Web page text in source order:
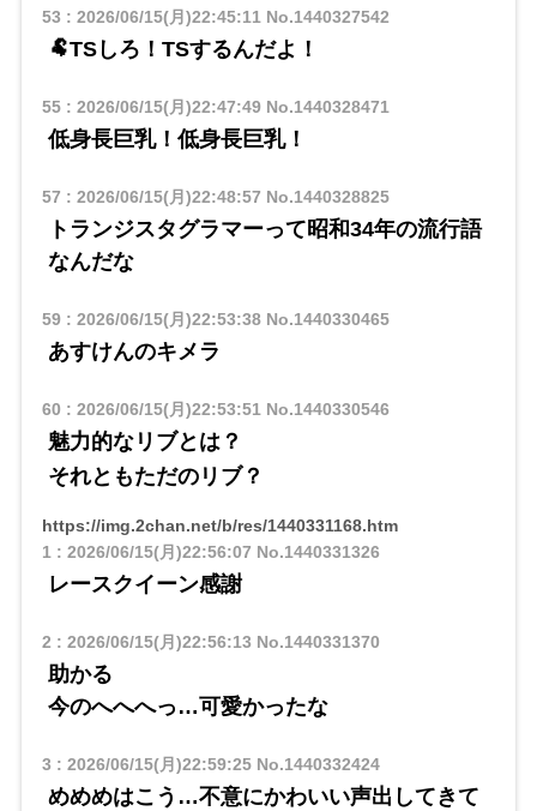
53 : 2026/06/15(月)22:45:11 No.1440327542
🐏TSしろ！TSするんだよ！
55: 2026/06/15(月)22:47:49No.1440328471
低身長巨乳！低身長巨乳！
57 : 2026/06/15(月)22:48:57 No.1440328825
トランジスタグラマーって昭和34年の流行語
なんだな
59: 2026/06/15(月)22:53:38No.1440330465
あすけんのキメラ
60 : 2026/06/15(月)22:53:51 No.1440330546
魅力的なリブとは？
それともただのリブ？
https://img.2chan.net/b/res/1440331168.htm
1: 2026/06/15(月)22:56:07 No.1440331326
レースクイーン感謝
2 : 2026/06/15(月)22:56:13 No.1440331370
助かる
今のへへへっ…可愛かったな
3 : 2026/06/15(月)22:59:25No.1440332424
めめめはこう…不意にかわいい声出してきて